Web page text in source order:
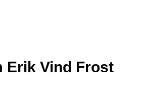
Erik Vind Frost